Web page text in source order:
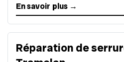
En savoir plus →
Réparation de